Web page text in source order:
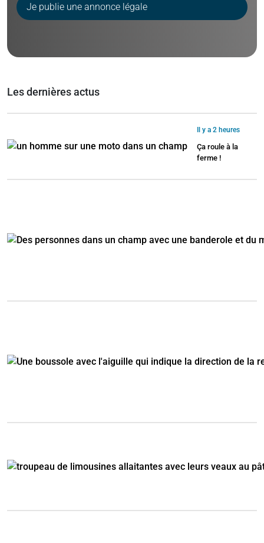
Je publie une annonce légale
Les dernières actus
Il y a 2 heures
Ça roule à la
ferme !